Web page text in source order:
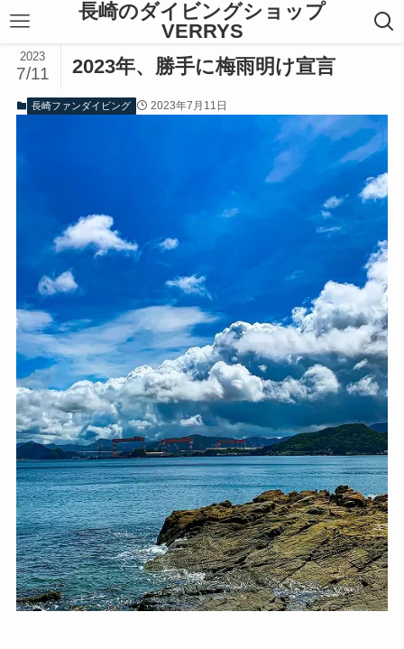
長崎のダイビングショップ
VERRYS
2023年、勝手に梅雨明け宣言
2023
7/11
長崎ファンダイビング 2023年7月11日